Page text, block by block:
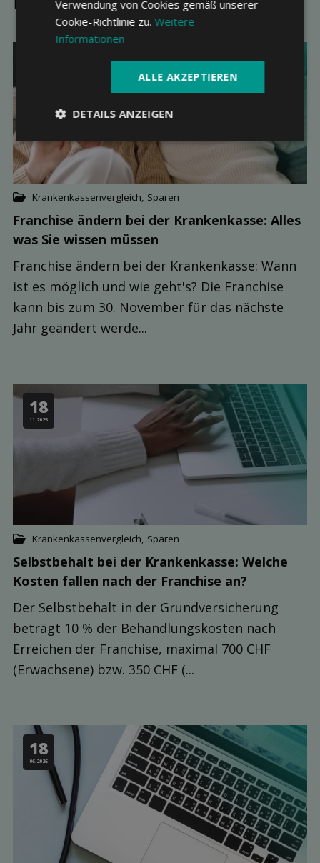
Krankenkassenvergleich Sparen
Franchise ändern bei der Kranken­kasse: Alles
was Sie wissen müssen
Franchise ändern bei der Krankenkasse: Wann
ist es möglich und wie geht's? Die Franchise
kann bis zum 30. November für das nächste
Jahr geändert werde...
18
11.2025
Krankenkassenvergleich Sparen
Selbst­behalt bei der Kranken­kasse: Welche
Kosten fallen nach der Franchise an?
Der Selbstbehalt in der Grundversicherung
beträgt 10 % der Behandlungskosten nach
Erreichen der Franchise, maximal 700 CHF
(Erwachsene) bzw. 350 CHF (...
18
06.2026
Verwendung von Cookies gemäß unserer
Cookie-Richtlinie zu.Weitere
Informationen
ALLE AKZEPTIEREN
DETAILS ANZEIGEN